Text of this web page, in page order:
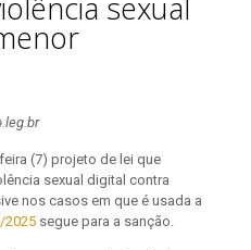
sexual
(7) projeto de lei que
sexual digital contra
nos casos em que é usada a
2025segue para a sanção.